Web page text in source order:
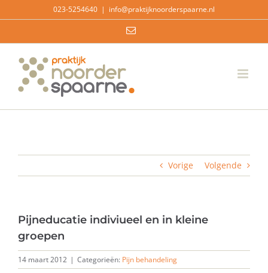
naar
023-5254640 | info@praktijknoorderspaarne.nl
E-
Vorige Volgende
Pijneducatie indiviueel en in kleine
groepen
14 maart 2012 | Categorieën: Pijn behandeling